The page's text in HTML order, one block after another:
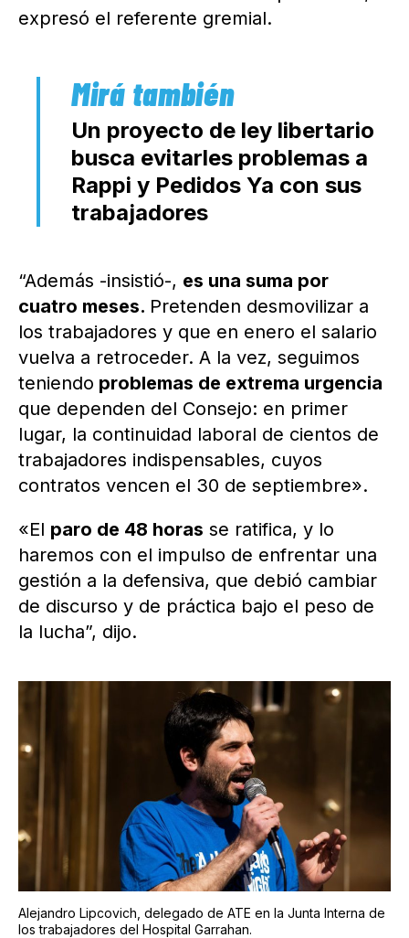
expresó el referente gremial.
Un proyecto de ley libertario
busca evitarles problemas a
Rappi y Pedidos Ya con sus
trabajadores
“Además -insistió-, es una suma por
cuatro meses. Pretenden desmovilizar a
los trabajadores y que en enero el salario
vuelva a retroceder. A la vez, seguimos
teniendo problemas de extrema urgencia
que dependen del Consejo: en primer
lugar, la continuidad laboral de cientos de
trabajadores indispensables, cuyos
contratos vencen el 30 de septiembre».
«El paro de 48 horas se ratifica, y lo
haremos con el impulso de enfrentar una
gestión a la defensiva, que debió cambiar
de discurso y de práctica bajo el peso de
la lucha”, dijo.
Alejandro Lipcovich, delegado de ATE en la Junta Interna de
los trabajadores del Hospital Garrahan.